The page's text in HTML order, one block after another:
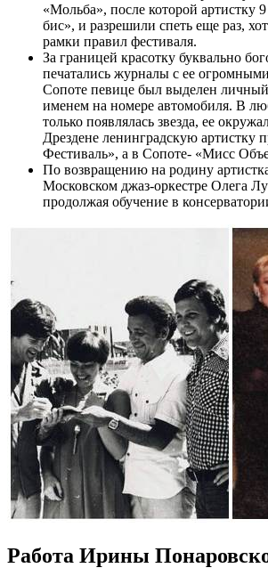
«Мольба», после которой артистку
бис», и разрешили спеть еще раз,
рамки правил фестиваля.
За границей красотку буквально
печатались журналы с ее
Сопоте певице был выделен
именем на номере автомобиля. В
только появлялась звезда, ее
Дрездене ленинградскую артистку
Фестиваль», а в Сопоте- «Мисс
По возвращению на родину
Московском джаз-оркестре Олега
продолжая обучение в
Работа Ирины